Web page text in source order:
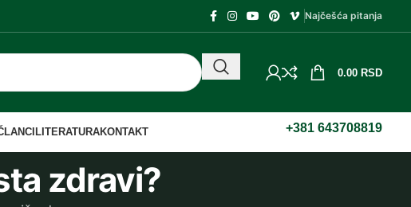
Najčešća pitanja
0.00 RSD
LITERATURAKONTAKT +381 643708819
zdravi?